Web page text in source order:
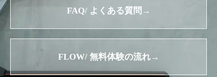
FAQ/ よくある質問→
FLOW/ 無料体験の流れ→